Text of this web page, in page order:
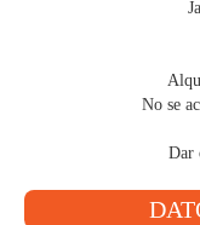
No se
Dar